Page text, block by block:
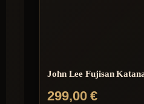
John Lee Fujisan
299,00€